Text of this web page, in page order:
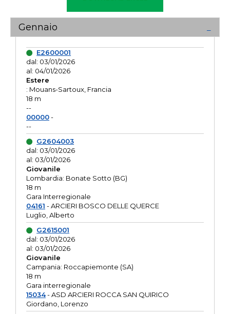
Gennaio
E2600001
dal: 03/01/2026
al: 04/01/2026
Estere
: Mouans-Sartoux, Francia
18 m
--
00000-
--
G2604003
dal: 03/01/2026
al: 03/01/2026
Giovanile
Lombardia: Bonate Sotto (BG)
18 m
Gara Interregionale
04161 - ARCIERI BOSCO DELLE QUERCE
Luglio, Alberto
G2615001
dal: 03/01/2026
al: 03/01/2026
Giovanile
Campania: Roccapiemonte (SA)
18 m
Gara interregionale
15034- ASD ARCIERI ROCCA SAN QUIRICO
Giordano, Lorenzo